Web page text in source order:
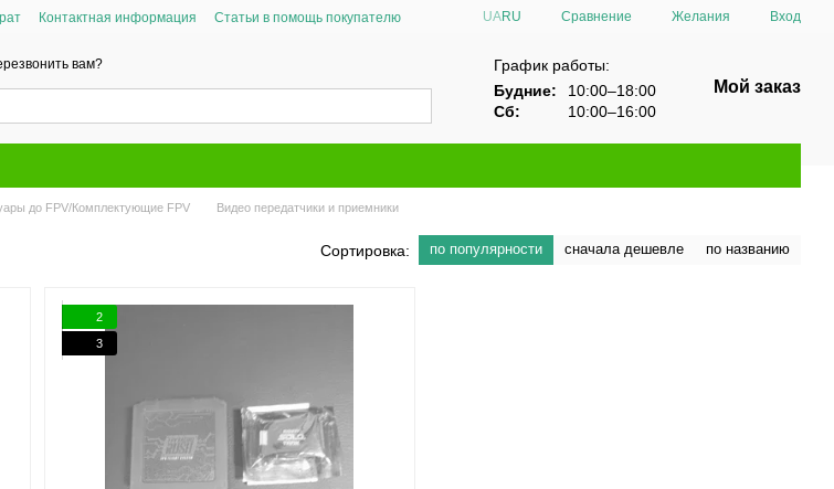
Контактная информация
Статьи в помощь покупателю
UARU Сравнение Желания Вход
вам?
График работы:
Будние:
10:00–18:00
Сб:
10:00–16:00
Мой заказ
до FPV/Комплектующие FPV Видео передатчики и приемники
Сортировка: по популярности сначала дешевле по названию
2
3